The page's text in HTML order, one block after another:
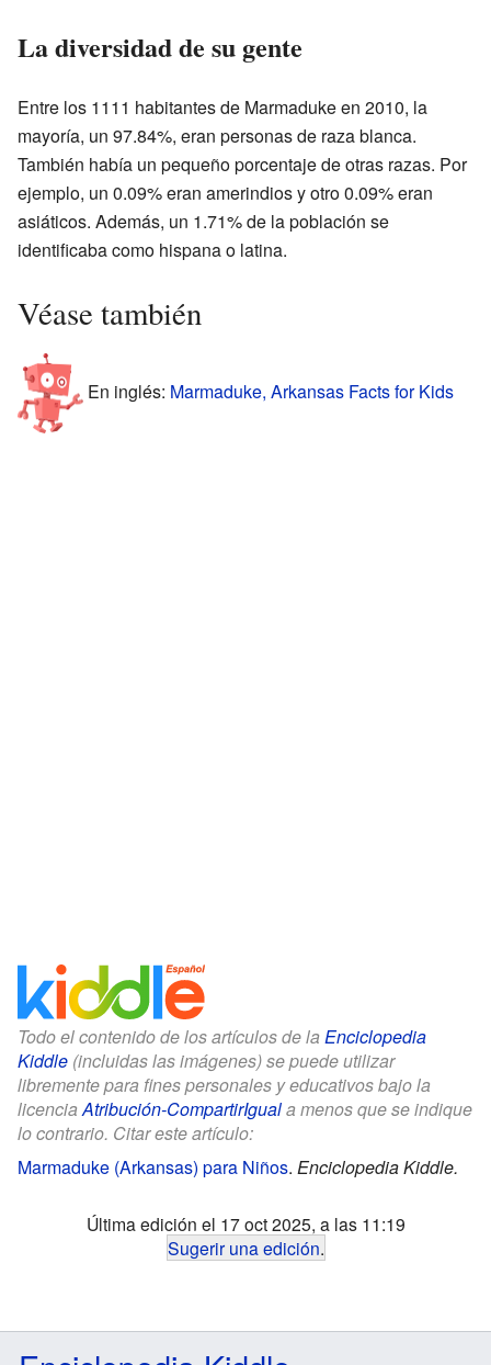
La diversidad de su gente
Entre los 1111 habitantes de Marmaduke en 2010, la
mayoría, un 97.84%, eran personas de raza blanca.
También había un pequeño porcentaje de otras razas. Por
ejemplo, un 0.09% eran amerindios y otro 0.09% eran
asiáticos. Además, un 1.71% de la población se
identificaba como hispana o latina.
Véase también
En inglés: Marmaduke, Arkansas Facts for Kids
Todo el contenido de los artículos de la Enciclopedia
Kiddle (incluidas las imágenes) se puede utilizar
libremente para fines personales y educativos bajo la
licenciaAtribución-CompartirIguala menos que se indique
lo contrario. Citar este artículo:
Marmaduke (Arkansas) para Niños. Enciclopedia Kiddle.
Última edición el 17 oct 2025, a las 11:19
Sugerir una edición.